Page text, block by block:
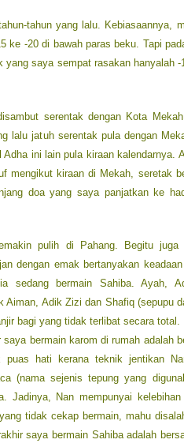
tahun yang lalu. Kebiasaannya,
ke -20 di bawah paras beku. Tapi
saya sempat rasakan hanyalah -
serentak dengan Kota
lalu jatuh serentak pula dengan
ini lain pula kiraan kalendarnya.
mengikut kiraan di Mekah, seretak
doa yang saya panjatkan ke
pulih di Pahang. Begitu juga
dengan emak bertanyakan
sedang bermain Sahiba. Ayah,
Aiman, Adik Zizi dan Shafiq (sepupu
bagi yang tidak terlibat secara total.
bermain karom di rumah adalah
hati kerana teknik jentikan
(nama sejenis tepung yang
Jadinya, Nan mempunyai
tidak cekap bermain, mahu
saya bermain Sahiba adalah